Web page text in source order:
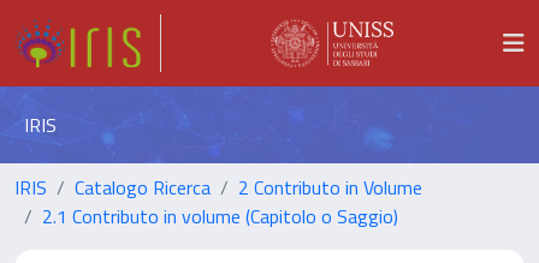
IRIS
IRIS Catalogo Ricerca
2 Contributo in Volume
2.1 Contributo in volume (Capitolo o Saggio)